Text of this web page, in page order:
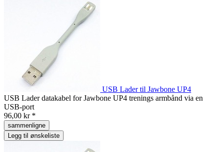
USB Lader til Jawbone UP4
USB Lader datakabel for Jawbone UP4 trenings armbånd via en
USB-port
96,00 kr *
sammenligne
Legg til ønskeliste